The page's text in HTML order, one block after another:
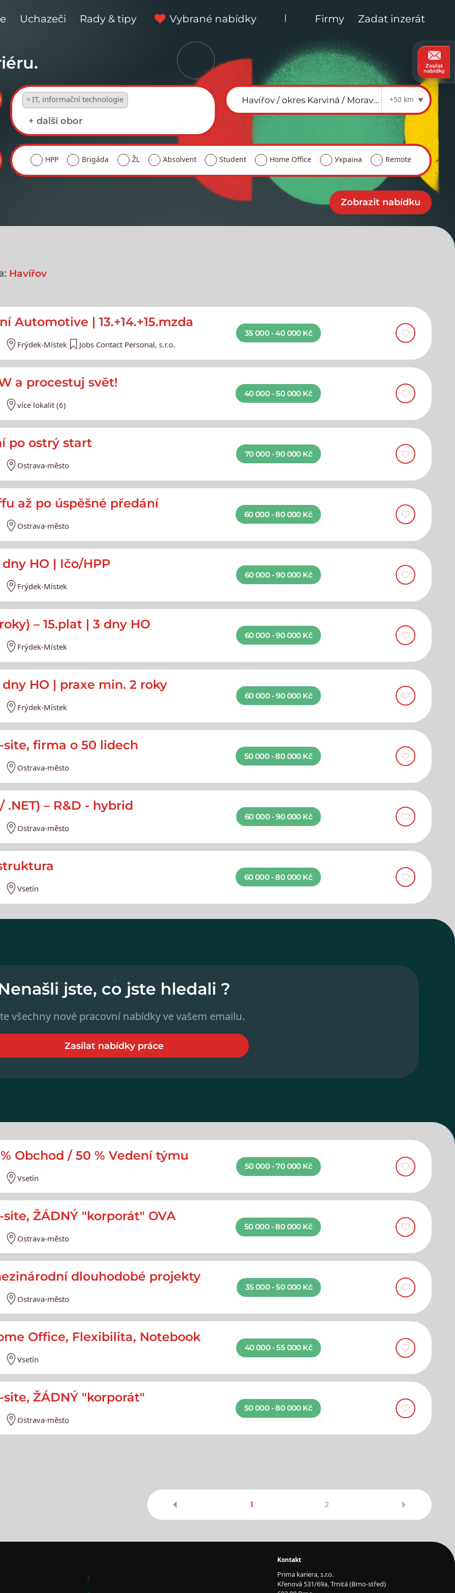
Uchazeči Rady & tipy Vybrané nabídky | Firmy Zadat inzerát
×IT, informační technologie +50 km
HPP Brigáda ŽL Absolvent Student Home Office Україна Remote
Havířov
Automotive | 13.+14.+15.mzda
Frýdek-Místek Jobs Contact Personal, s.r.o.
35 000 - 40 000 Kč
a procestuj svět!
více lokalit (6)
40 000 - 50 000 Kč
po ostrý start
Ostrava-město
70 000 - 90 000 Kč
až po úspěšné předání
Ostrava-město
60 000 - 80 000 Kč
HO | Ičo/HPP
Frýdek-Místek
60 000 - 90 000 Kč
– 15.plat | 3 dny HO
Frýdek-Místek
60 000 - 90 000 Kč
dny HO | praxe min. 2 roky
Frýdek-Místek
60 000 - 90 000 Kč
site, firma o 50 lidech
Ostrava-město
50 000 - 80 000 Kč
– R&D - hybrid
Ostrava-město
60 000 - 90 000 Kč
Vsetín
60 000 - 80 000 Kč
jste, co jste hledali ?
všechny nové pracovní nabídky ve vašem emailu.
Zasílat nabídky práce
Obchod / 50 % Vedení týmu
Vsetín
50 000 - 70 000 Kč
ŽÁDNÝ "korporát" OVA
Ostrava-město
50 000 - 80 000 Kč
dlouhodobé projekty
Ostrava-město
35 000 - 50 000 Kč
Office, Flexibilita, Notebook
Vsetín
40 000 - 55 000 Kč
ŽÁDNÝ "korporát"
Ostrava-město
50 000 - 80 000 Kč
1 2
Zasílat
nabídky
Kontakt
Prima kariera, s.r.o.
Křenová 531/69a, Trnitá (Brno-střed)